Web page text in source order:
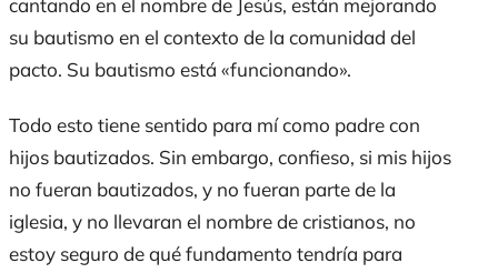
cantando en el nombre de Jesús, están mejorando
su bautismo en el contexto de la comunidad del
pacto. Su bautismo está «funcionando».
Todo esto tiene sentido para mí como padre con
hijos bautizados. Sin embargo, confieso, si mis hijos
no fueran bautizados, y no fueran parte de la
iglesia, y no llevaran el nombre de cristianos, no
estoy seguro de qué fundamento tendría para